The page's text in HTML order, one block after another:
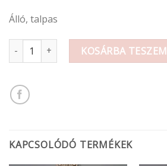
Álló, talpas
Fa Címer álló, talpas mennyiség
KOSÁRBA TESZEM
KAPCSOLÓDÓ TERMÉKEK